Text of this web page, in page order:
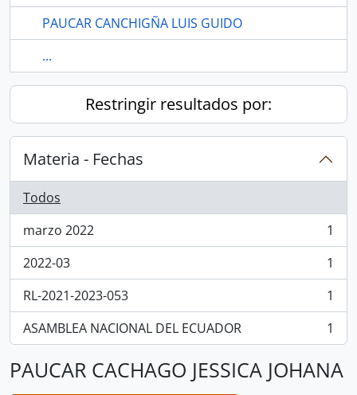
PAUCAR CANCHIGÑA LUIS GUIDO
...
Restringir resultados por:
Materia - Fechas
Todos
marzo 2022
, 1 resultados
1
2022-03
, 1 resultados
1
RL-2021-2023-053
, 1 resultados
1
ASAMBLEA NACIONAL DEL ECUADOR
, 1 resultados 1
PAUCAR CACHAGO JESSICA JOHANA